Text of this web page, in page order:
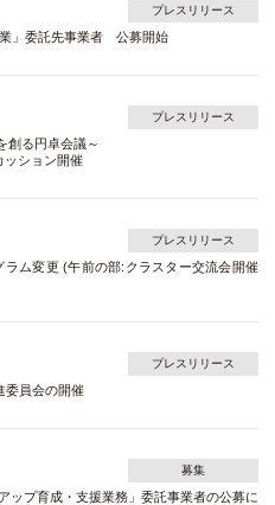
プレスリリース
業」委託先事業者 公募開始
プレスリリース
創る円卓会議～
ッション開催
プレスリリース
ム変更 (午前の部:クラスター交流会開催
プレスリリース
委員会の開催
募集
ップ育成・支援業務」委託事業者の公募に